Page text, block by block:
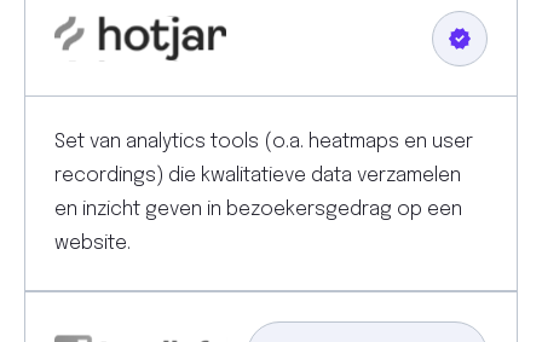
Set van analytics tools (o.a. heatmaps en user
recordings) die kwalitatieve data verzamelen
en inzicht geven in bezoekersgedrag op een
website.